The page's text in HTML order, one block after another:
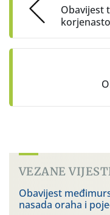
Obavijest
VEZANE
Obavijest
nasada oraha i